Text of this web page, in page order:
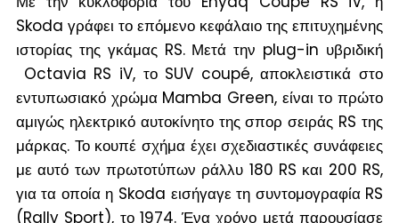
Skoda γράφει το επόμενο κεφάλαιο της επιτυχημένης
ιστορίας της γκάμας RS. Μετά την plug-in υβριδική
Octavia RS iV, το SUV coupé, αποκλειστικά στο
εντυπωσιακό χρώμα Mamba Green, είναι το πρώτο
αμιγώς ηλεκτρικό αυτοκίνητο της σπορ σειράς RS της
μάρκας. Το κουπέ σχήμα έχει σχεδιαστικές συνάφειες
με αυτό των πρωτοτύπων ράλλυ 180 RS και 200 ​​RS,
για τα οποία η Skoda εισήγαγε τη συντομογραφία RS
(Rally Sport), το 1974. Ένα χρόνο μετά παρουσίασε